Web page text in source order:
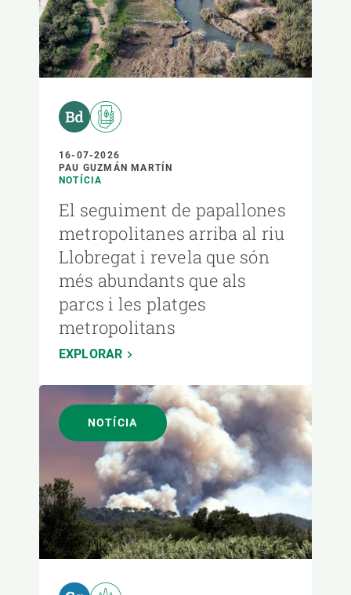
16-07-2026
PAU GUZMÁN MARTÍN
NOTÍCIA
El seguiment de papallones
metropolitanes arriba al riu
Llobregat i revela que són
més abundants que als
parcs i les platges
metropolitans
EXPLORAR
NOTÍCIA